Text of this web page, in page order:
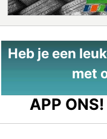
Heb je een
met
APP ONS!